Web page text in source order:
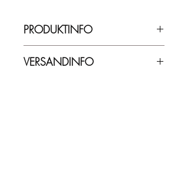
PRODUKTINFO
40,00% Vol. - 0,70 l
VERSANDINFO